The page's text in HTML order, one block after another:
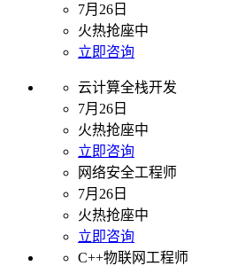
7月26日
火热抢座中
立即咨询
云计算全栈开发
7月26日
火热抢座中
立即咨询
网络安全工程师
7月26日
火热抢座中
立即咨询
C++物联网工程师